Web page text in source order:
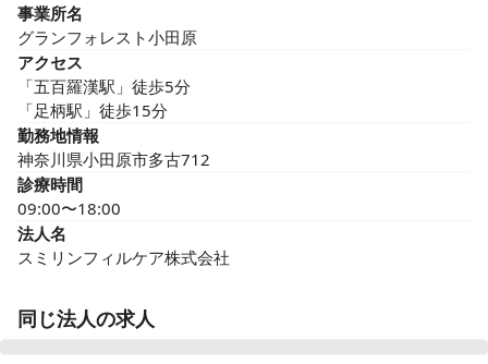
事業所名
グランフォレスト小田原
アクセス
「五百羅漢駅」徒歩5分
「足柄駅」徒歩15分
勤務地情報
神奈川県小田原市多古712
診療時間
09:00〜18:00
法人名
スミリンフィルケア株式会社
同じ法人の求人